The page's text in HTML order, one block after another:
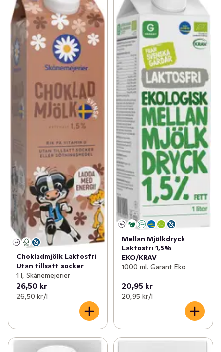
Chokladmjölk Laktosfri
Utan tillsatt socker
1 l, Skånemejerier
26,50 kr
26,50 kr /l
Mellan Mjölkdryck
Laktosfri 1,5%
EKO/KRAV
1000 ml, Garant Eko
20,95 kr
20,95 kr /l